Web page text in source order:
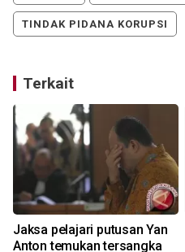
TINDAK PIDANA KORUPSI
Terkait
Jaksa pelajari putusan Yan
Anton temukan tersangka